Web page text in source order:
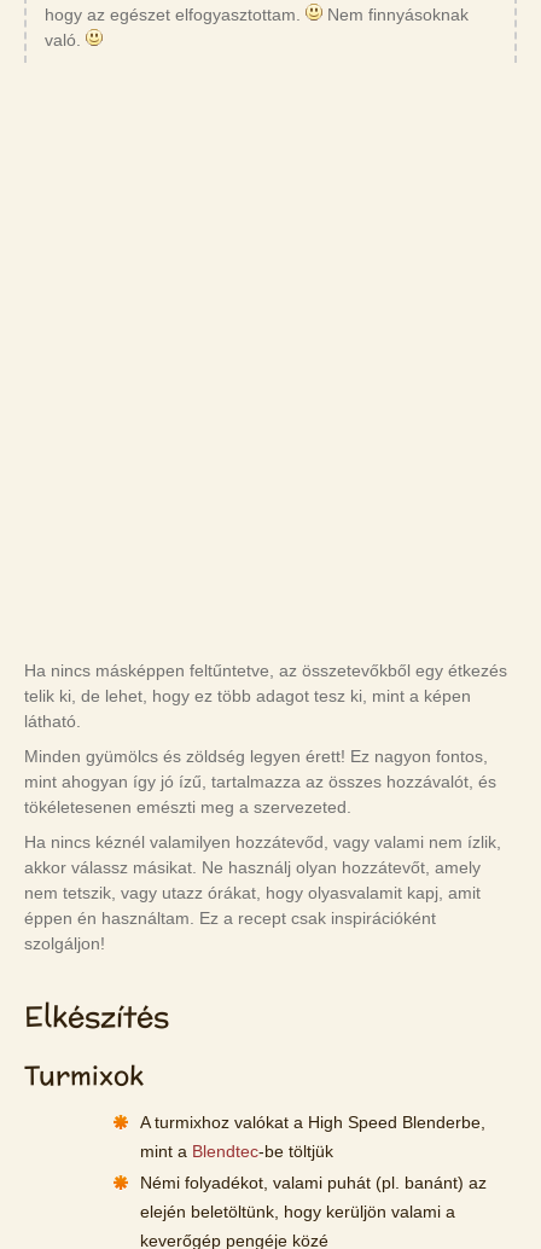
hogy az egészet elfogyasztottam.
Nem finnyásoknak
való.
Ha nincs másképpen feltűntetve, az összetevőkből egy étkezés
telik ki, de lehet, hogy ez több adagot tesz ki, mint a képen
látható.
Minden gyümölcs és zöldség legyen érett! Ez nagyon fontos,
mint ahogyan így jó ízű, tartalmazza az összes hozzávalót, és
tökéletesenen emészti meg a szervezeted.
Ha nincs kéznél valamilyen hozzátevőd, vagy valami nem ízlik,
akkor válassz másikat. Ne használj olyan hozzátevőt, amely
nem tetszik, vagy utazz órákat, hogy olyasvalamit kapj, amit
éppen én használtam. Ez a recept csak inspirációként
szolgáljon!
Elkészítés
Turmixok
A turmixhoz valókat a High Speed Blenderbe,
mint a Blendtec-be töltjük
Némi folyadékot, valami puhát (pl. banánt) az
elején beletöltünk, hogy kerüljön valami a
keverőgép pengéje közé